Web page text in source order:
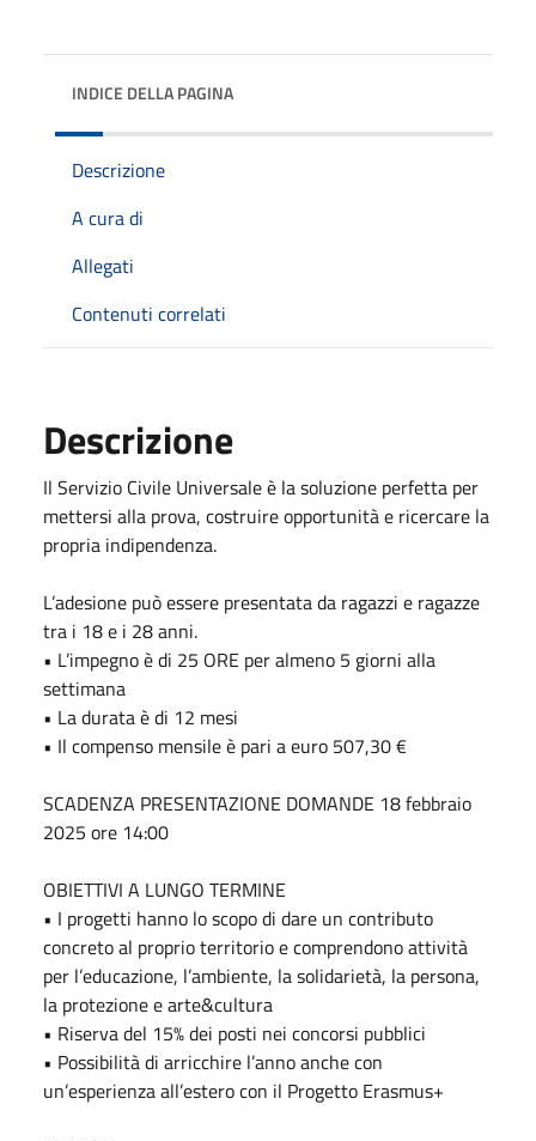
INDICE DELLA PAGINA
Descrizione
A cura di
Allegati
Contenuti correlati
Descrizione
Il Servizio Civile Universale è la soluzione perfetta per
mettersi alla prova, costruire opportunità e ricercare la
propria indipendenza.
L’adesione può essere presentata da ragazzi e ragazze
tra i 18 e i 28 anni.
• L’impegno è di 25 ORE per almeno 5 giorni alla
settimana
• La durata è di 12 mesi
• Il compenso mensile è pari a euro 507,30 €
SCADENZA PRESENTAZIONE DOMANDE 18 febbraio
2025 ore 14:00
OBIETTIVI A LUNGO TERMINE
• I progetti hanno lo scopo di dare un contributo
concreto al proprio territorio e comprendono attività
per l’educazione, l’ambiente, la solidarietà, la persona,
la protezione e arte&cultura
• Riserva del 15% dei posti nei concorsi pubblici
• Possibilità di arricchire l’anno anche con
un’esperienza all’estero con il Progetto Erasmus+